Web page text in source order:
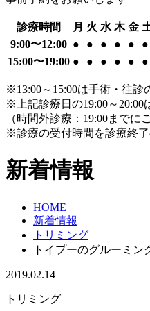
診療時間 月 火 水 木 金
9:00〜12:00 ● ● ● ● ● ●
15:00〜19:00 ● ● ● ● ● ●
※13:00～15:00は手術・往診
※上記診療日の19:00～20:00
（時間外診療：19:00までに
※診療の受付時間を診療終
新着情報
HOME
新着情報
トリミング
トイプーのグルーミン
2019.02.14
トリミング